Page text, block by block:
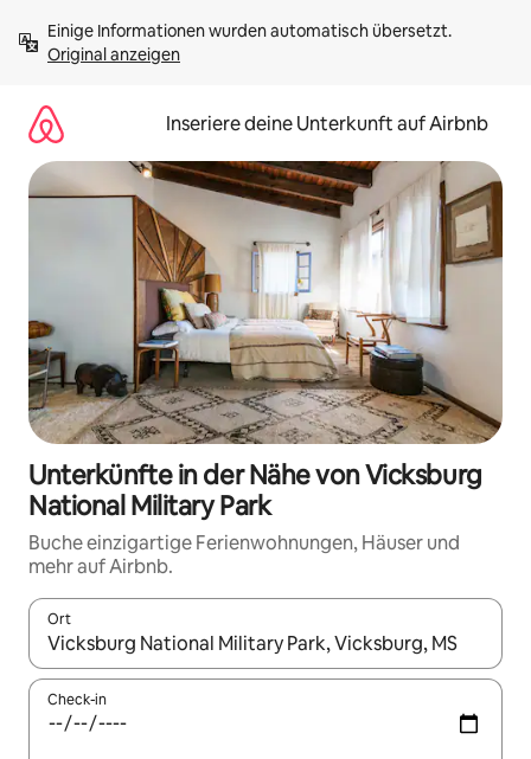
Inhalten
springenOriginal anzeigen
Inseriere deine Unterkunft auf Airbnb
Unterkünfte in der Nähe von Vicksburg
National Military Park
Buche einzigartige Ferienwohnungen, Häuser und
mehr auf Airbnb.
Ort
Wenn Ergebnisse verfügbar sind, navigiere mit den
Check-in